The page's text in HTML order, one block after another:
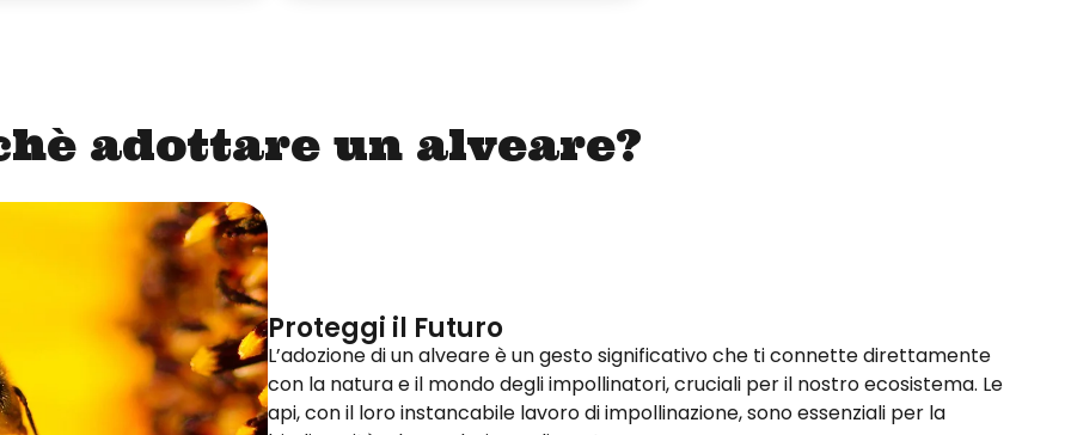
adottare un alveare?
Proteggi il Futuro
L’adozione di un alveare è un gesto significativo che ti connette direttamente
con la natura e il mondo degli impollinatori, cruciali per il nostro ecosistema. Le
api, con il loro instancabile lavoro di impollinazione, sono essenziali per la